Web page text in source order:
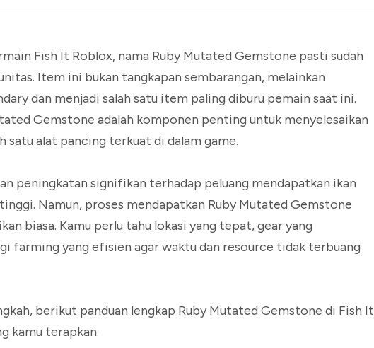
Fish It Roblox, nama Ruby Mutated Gemstone pasti sudah
Item ini bukan tangkapan sembarangan, melainkan
dan menjadi salah satu item paling diburu pemain saat ini.
Gemstone adalah komponen penting untuk menyelesaikan
satu alat pancing terkuat di dalam game.
peningkatan signifikan terhadap peluang mendapatkan ikan
Namun, proses mendapatkan Ruby Mutated Gemstone
biasa. Kamu perlu tahu lokasi yang tepat, gear yang
farming yang efisien agar waktu dan resource tidak terbuang
berikut panduan lengkap Ruby Mutated Gemstone di Fish It
kamu terapkan.